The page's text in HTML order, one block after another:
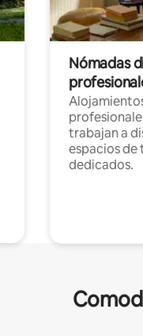
Nómadas
trabajan a
espacios de
dedicados.